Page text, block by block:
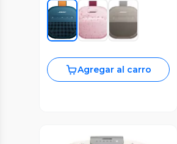
Agregar al carro